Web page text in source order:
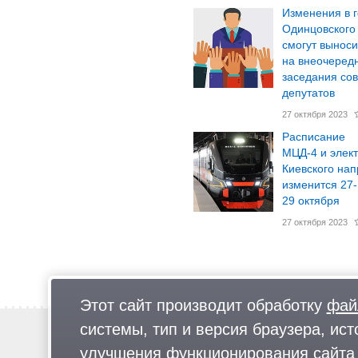
Изменения в
Одинцовского
смогут
на
заседания
депутатов
27 октября 2023
Расписание
МЦД-4 и
Киевского
изменится 27-
29 октября
27 октября 2023
Новости
Предложи новость
Этот сайт производит обработку
системы, тип и версия браузера,
улучшения функционирования